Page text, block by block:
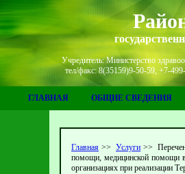
Учредитель: Министерство
тел/факс: 8(35159)9-50-59, +7-
ГЛАВНАЯ
ОБЩИЕ СВЕДЕНИЯ
Главная >>Услуги >>
помощи, медицинской помощи
организациях при реализации